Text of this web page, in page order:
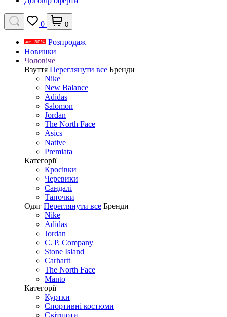
0 0
Розпродаж
Новинки
Чоловіче
Взуття Переглянути все Бренди
Nike
New Balance
Adidas
Salomon
Jordan
The North Face
Asics
Native
Premiata
Категорії
Кросівки
Черевики
Сандалі
Tапочки
Одяг Переглянути все Бренди
Nike
Adidas
Jordan
C. P. Company
Stone Island
Carhartt
The North Face
Manto
Категорії
Куртки
Спортивні костюми
Світшоти